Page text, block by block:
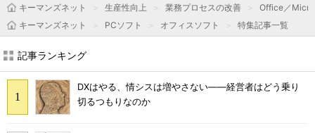
キーマンズネット 生産性向上 業務プロセスの改善
Office／
キーマンズネット
PCソフト オフィスソフト 特集記事一覧
記事ランキング
DXはやる、情シスは増やさない――経営者はどう乗り
切るつもりなのか